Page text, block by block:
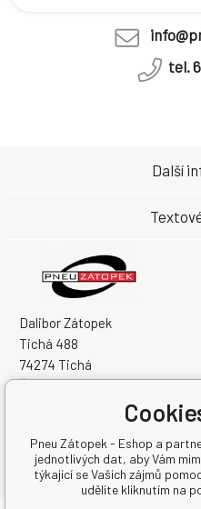
tel.
Dalibor Zátopek
Tichá 488
74274 Tichá
Česká Republika
DIČ: CZ7504094994
Další
Pneu Zátopek - Eshop a
jednotlivých dat, aby Vám
týkající se Vašich zájmů
udělíte kliknutím na